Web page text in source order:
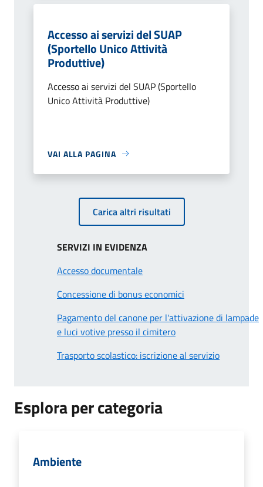
Accesso ai servizi del SUAP
(Sportello Unico Attività
Produttive)
Accesso ai servizi del SUAP (Sportello
Unico Attività Produttive)
VAI ALLA PAGINA
Carica altri risultati
SERVIZI IN EVIDENZA
Accesso documentale
Concessione di bonus economici
Pagamento del canone per l'attivazione di lampade
e luci votive presso il cimitero
Trasporto scolastico: iscrizione al servizio
Esplora per categoria
Ambiente